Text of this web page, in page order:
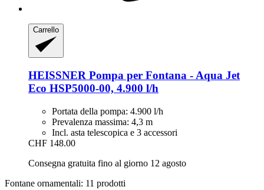
Carrello
HEISSNER Pompa per Fontana -​ Aqua Jet
Eco HSP5000-​00, 4.900 l/h
Portata della pompa: 4.900 l/h
Prevalenza massima: 4,3 m
Incl. asta telescopica e 3 accessori
CHF 148.00
Consegna gratuita fino al giorno 12 agosto
Fontane ornamentali: 11 prodotti